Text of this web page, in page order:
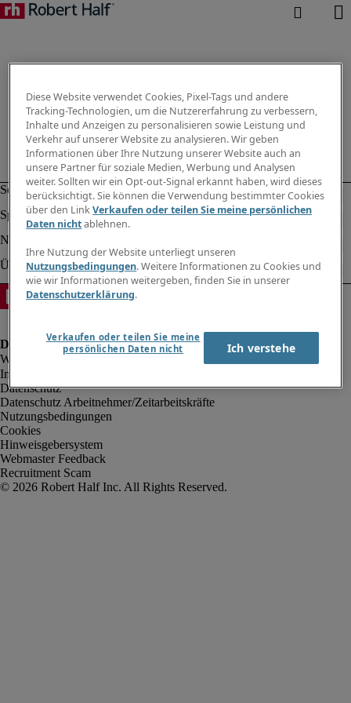
Impressum
Datenschutz
Datenschutz Arbeitnehmer/Zeitarbeitskräfte
Nutzungsbedingungen
Cookies
Hinweisgebersystem
Webmaster Feedback
Recruitment Scam
Diese Website verwendet Cookies, Pixel-Tags und andere
Tracking-Technologien, um die Nutzererfahrung zu verbessern,
Inhalte und Anzeigen zu personalisieren sowie Leistung und
Verkehr auf unserer Website zu analysieren. Wir geben
Informationen über Ihre Nutzung unserer Website auch an
unsere Partner für soziale Medien, Werbung und Analysen
weiter. Sollten wir ein Opt-out-Signal erkannt haben, wird dieses
berücksichtigt. Sie können die Verwendung bestimmter Cookies
über den LinkVerkaufen oder teilen Sie meine persönlichen
Daten nichtablehnen.
Ihre Nutzung der Website unterliegt unseren
Nutzungsbedingungen. Weitere Informationen zu Cookies und
wie wir Informationen weitergeben, finden Sie in unserer
Datenschutzerklärung.
Verkaufen oder teilen Sie meine
persönlichen Daten nicht
Ich verstehe